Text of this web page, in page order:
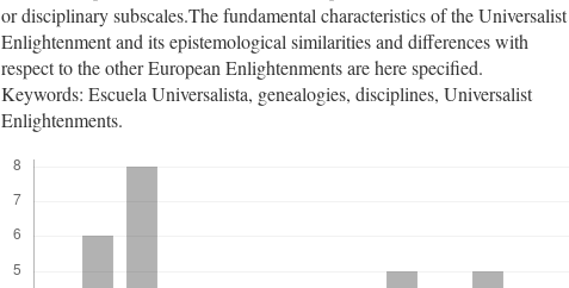
or disciplinary subscales.The fundamental characteristics of the Universalist
Enlightenment and its epistemological similarities and differences with
respect to the other European Enlightenments are here specified.
Keywords: Escuela Universalista, genealogies, disciplines, Universalist
Enlightenments.